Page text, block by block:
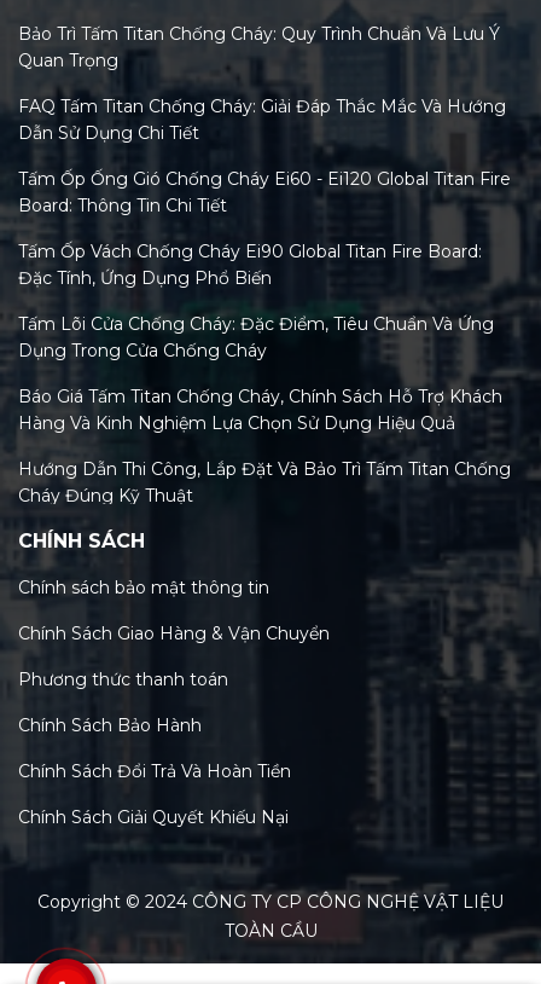
Bảo Trì Tấm Titan Chống Cháy: Quy Trình Chuẩn Và Lưu Ý
Quan Trọng
FAQ Tấm Titan Chống Cháy: Giải Đáp Thắc Mắc Và Hướng
Dẫn Sử Dụng Chi Tiết
Tấm Ốp Ống Gió Chống Cháy Ei60 - Ei120 Global Titan Fire
Board: Thông Tin Chi Tiết
Tấm Ốp Vách Chống Cháy Ei90 Global Titan Fire Board:
Đặc Tính, Ứng Dụng Phổ Biến
Tấm Lõi Cửa Chống Cháy: Đặc Điểm, Tiêu Chuẩn Và Ứng
Dụng Trong Cửa Chống Cháy
Báo Giá Tấm Titan Chống Cháy, Chính Sách Hỗ Trợ Khách
Hàng Và Kinh Nghiệm Lựa Chọn Sử Dụng Hiệu Quả
Hướng Dẫn Thi Công, Lắp Đặt Và Bảo Trì Tấm Titan Chống
Cháy Đúng Kỹ Thuật
Tiêu Chuẩn Tấm Titan Chống Cháy Và Xu Hướng Kiểm
Định Mới Nhất 2026
Trường Việt Nam Hiện Nay
Tấm Titan Chống Cháy: Tính Năng, Lợi Ích & So Sánh Chi
Cấu tạo và thành phần chính của tấm titan chống cháy: Bí
Tổng quan về tấm titan chống cháy: Đặc tính, ứng dụng
Phân loại quạt tường hút khói phòng cháy chữa cháy phổ
Cấu tạo và nguyên lý vận hành của quạt gắn tường hút
CHÍNH SÁCH
Chính sách bảo mật thông tin
Chính Sách Giao Hàng & Vận Chuyển
Phương thức thanh toán
Chính Sách Bảo Hành
Chính Sách Đổi Trả Và Hoàn Tiền
Chính Sách Giải Quyết Khiếu Nại
Copyright © 2024 CÔNG TY CP CÔNG NGHỆ VẬT LIỆU
TOÀN CẦU